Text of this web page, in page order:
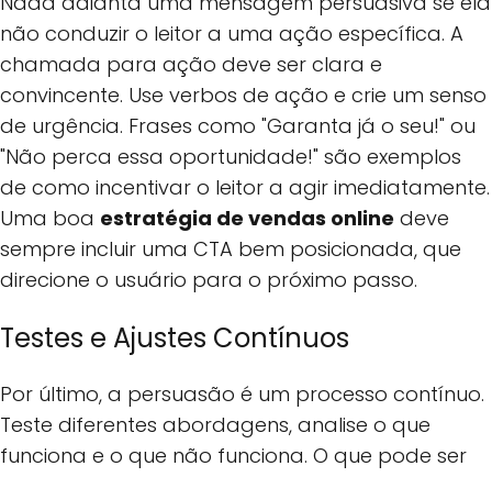
não conduzir o leitor a uma ação específica. A
chamada para ação deve ser clara e
convincente. Use verbos de ação e crie um senso
de urgência. Frases como "Garanta já o seu!" ou
"Não perca essa oportunidade!" são exemplos
de como incentivar o leitor a agir imediatamente.
Uma boa estratégia de vendas online deve
sempre incluir uma CTA bem posicionada, que
direcione o usuário para o próximo passo.
Testes e Ajustes Contínuos
Por último, a persuasão é um processo contínuo.
Teste diferentes abordagens, analise o que
funciona e o que não funciona. O que pode ser